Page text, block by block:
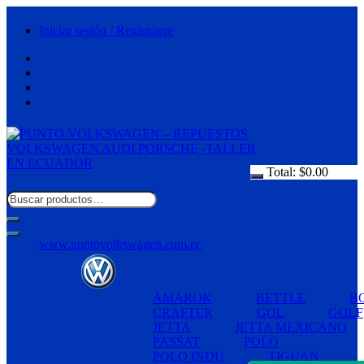
Iniciar sesión / Registrarse
Total: $0.00
www.puntovolkswagen.com.ec
AMAROK BETTLE
CRAFTER
GOL
GOLF
JETTA
JETTA MEXICANO
PASSAT
POLO
POLO INDU
TIGUAN